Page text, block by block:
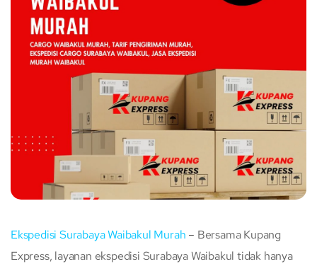
Ekspedisi Surabaya Waibakul Murah – Bersama Kupang
Express, layanan ekspedisi Surabaya Waibakul tidak hanya